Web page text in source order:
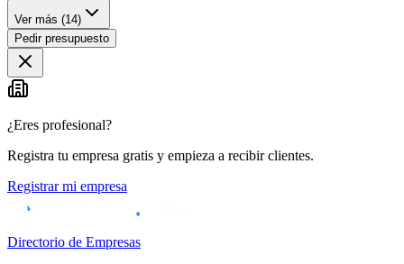
Ver más (14)
Pedir presupuesto
¿Eres profesional?
Registra tu empresa gratis y empieza a recibir clientes.
Registrar mi empresa
Directorio de Empresas